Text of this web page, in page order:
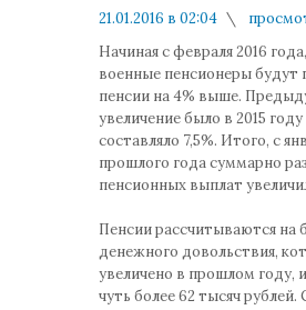
21.01.2016 в 02:04
комментариев: 5
Начиная с февраля 2016
военные пенсионеры будут
пенсии на 4% выше.
увеличение было в 2015 году
составляло 7,5%. Итого, с
прошлого года суммарно
пенсионных выплат
Пенсии рассчитываются на
денежного довольствия,
увеличено в прошлом году,
чуть более 62 тысяч рублей.